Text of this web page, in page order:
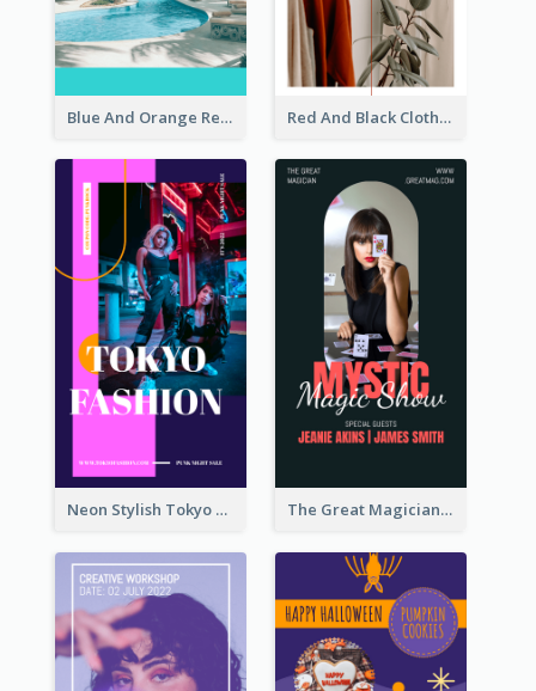
Blue And Orange Resort Photo Hotel Instagram Story Red And Black Clothes Sale Instagram Story
Neon Stylish Tokyo Fashion Night Sale Instagram Design The Great Magician Promote Instagram Stories